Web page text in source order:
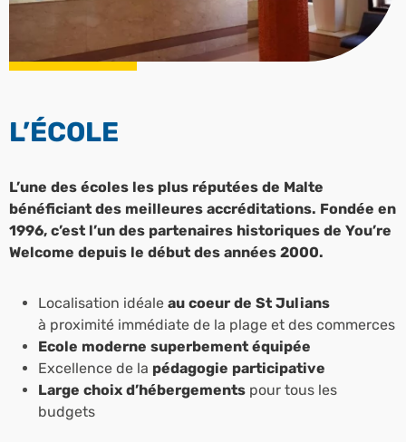
L’ÉCOLE
L’une des écoles les plus réputées de Malte
bénéficiant des meilleures accréditations. Fondée en
1996, c’est l’un des partenaires historiques de You’re
Welcome depuis le début des années 2000.
Localisation idéale au coeur de St Julians
à proximité immédiate de la plage et des commerces
Ecole moderne superbement équipée
Excellence de la pédagogie participative
Large choix d’hébergements pour tous les
budgets